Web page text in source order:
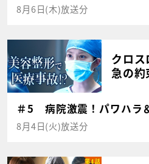
8月6日(木)放送分
クロ
急の約
＃5 病院激震！パワハラ
8月4日(火)放送分